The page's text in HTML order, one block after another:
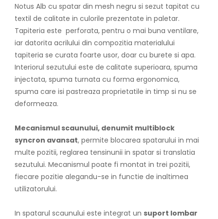
Notus Alb cu spatar din mesh negru si sezut tapitat cu
textil de calitate in culorile prezentate in paletar.
Tapiteria este perforata, pentru o mai buna ventilare,
iar datorita acrilului din compozitia materialului
tapiteria se curata foarte usor, doar cu burete si apa.
Interiorul sezutului este de calitate superioara, spuma
injectata, spuma turnata cu forma ergonomica,
spuma care isi pastreaza proprietatile in timp si nu se
deformeaza.
Mecanismul scaunului, denumit multiblock
syncron avansat, permite blocarea spatarului in mai
multe pozitii, reglarea tensinunii in spatar si translatia
sezutului. Mecanismul poate fi montat in trei pozitii,
fiecare pozitie alegandu-se in functie de inaltimea
utilizatorului.
In spatarul scaunului este integrat un suport lombar